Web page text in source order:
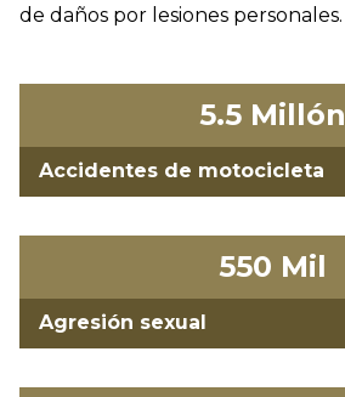
de daños por lesiones personales.
5.5 Millón
Accidentes de motocicleta
550 Mil
Agresión sexual